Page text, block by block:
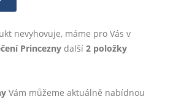
nevyhovuje, máme pro Vás v
Princezny další 2 položky
Vám můžeme aktuálně nabídnou